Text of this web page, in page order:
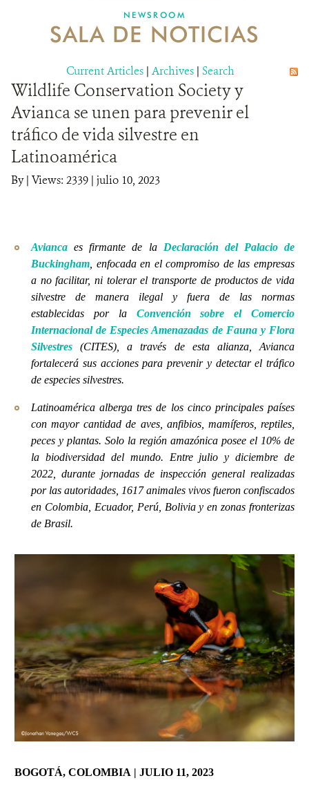
MECANISMO DE ATENCIÓN DE QUEJAS Y RECLAMOS
DONA
NEWSROOM
SALA DE NOTICIAS
Current Articles | Archives | Search
Wildlife Conservation Society y
Avianca se unen para prevenir el
tráfico de vida silvestre en
Latinoamérica
By| Views: 2339 | julio 10, 2023
Avianca es firmante de la Declaración del Palacio de
Buckingham , enfocada en el compromiso de las empresas
a no facilitar, ni tolerar el transporte de productos de vida
silvestre de manera ilegal y fuera de las normas
establecidas por la Convención sobre el Comercio
Internacional de Especies Amenazadas de Fauna y Flora
Silvestres (CITES), a través de esta alianza, Avianca
fortalecerá sus acciones para prevenir y detectar el tráfico
de especies silvestres.
Latinoamérica alberga tres de los cinco principales países
con mayor cantidad de aves, anfibios, mamíferos, reptiles,
peces y plantas. Solo la región amazónica posee el 10% de
la biodiversidad del mundo. Entre julio y diciembre de
2022, durante jornadas de inspección general realizadas
por las autoridades, 1617 animales vivos fueron confiscados
en Colombia, Ecuador, Perú, Bolivia y en zonas fronterizas
de Brasil.
BOGOTÁ, COLOMBIA | JULIO 11, 2023